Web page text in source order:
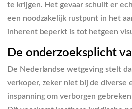
te krijgen. Het gevaar schuilt er
een noodzakelijk rustpunt in het
inherent beperkt is tot hetgeen
De onderzoeksplicht
De Nederlandse wetgeving stelt
verkoper, zeker niet bij de diverse
inspanning om verborgen